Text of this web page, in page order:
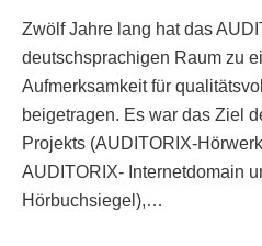
Zwölf Jahre lang hat das
deutschsprachigen Raum zu
Aufmerksamkeit für
beigetragen. Es war das Ziel
Projekts (AUDITORIX-
AUDITORIX- Internetdomain
Hörbuchsiegel),…